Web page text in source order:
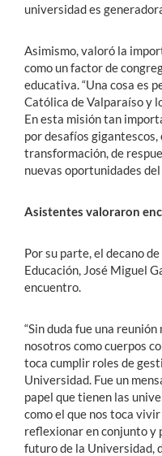
universidad es
Asimismo, valoró la
como un factor de
educativa. “Una cosa es
Católica de Valparaíso y
En esta misión tan
por desafíos
transformación, de
nuevas oportunidades del
Asistentes valoraron
Por su parte, el decano
Educación, José Miguel
encuentro.
“Sin duda fue una
nosotros como cuerpos
toca cumplir roles de
Universidad. Fue un
papel que tienen las
como el que nos toca
reflexionar en conjunto y
futuro de la Universidad,